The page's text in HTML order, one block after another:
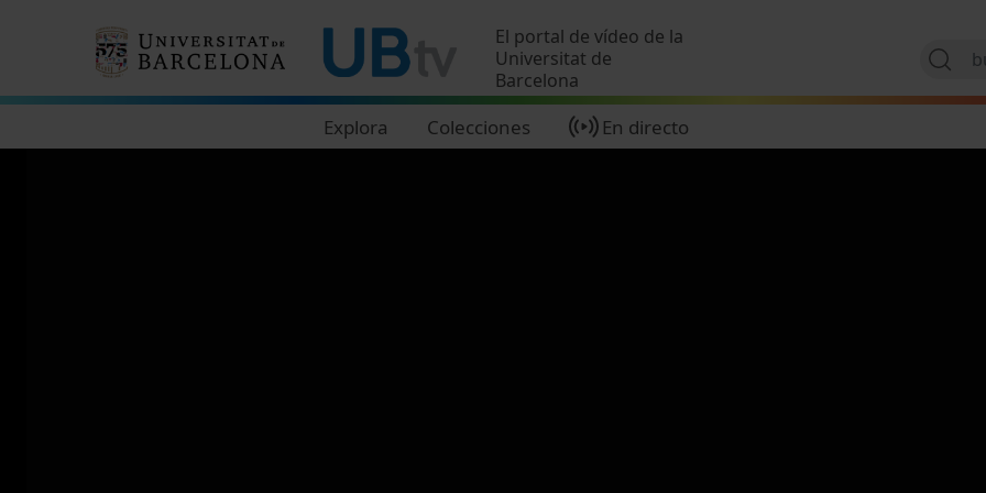
El portal de vídeo de la
Universitat de
Barcelona
Explora Colecciones En directo